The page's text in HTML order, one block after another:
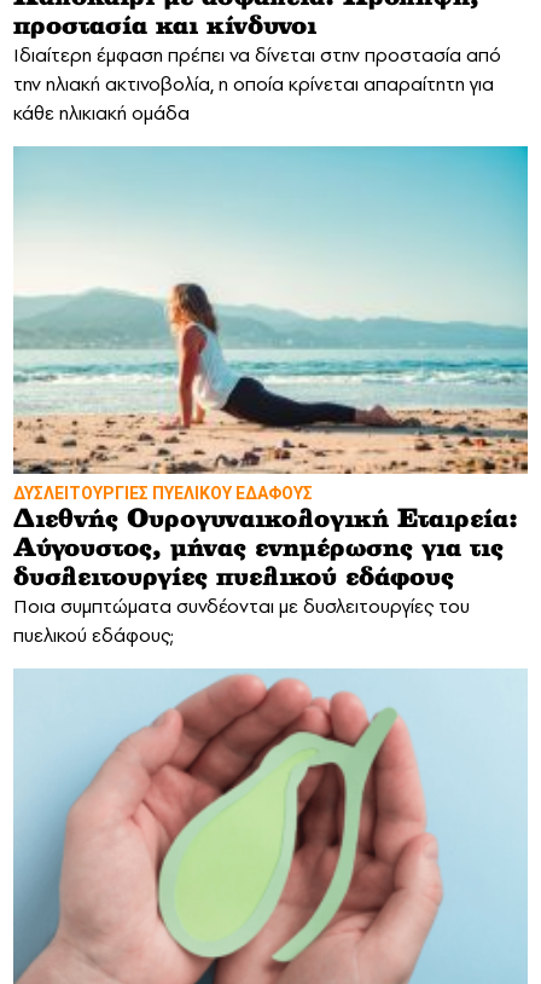
προστασία και κίνδυνοι
Ιδιαίτερη έμφαση πρέπει να δίνεται στην προστασία από
την ηλιακή ακτινοβολία, η οποία κρίνεται απαραίτητη για
κάθε ηλικιακή ομάδα
ΔΥΣΛΕΙΤΟΥΡΓΙΕΣ ΠΥΕΛΙΚΟΥ ΕΔΑΦΟΥΣ
Διεθνής Ουρογυναικολογική Εταιρεία:
Αύγουστος, μήνας ενημέρωσης για τις
δυσλειτουργίες πυελικού εδάφους
Ποια συμπτώματα συνδέονται με δυσλειτουργίες του
πυελικού εδάφους;